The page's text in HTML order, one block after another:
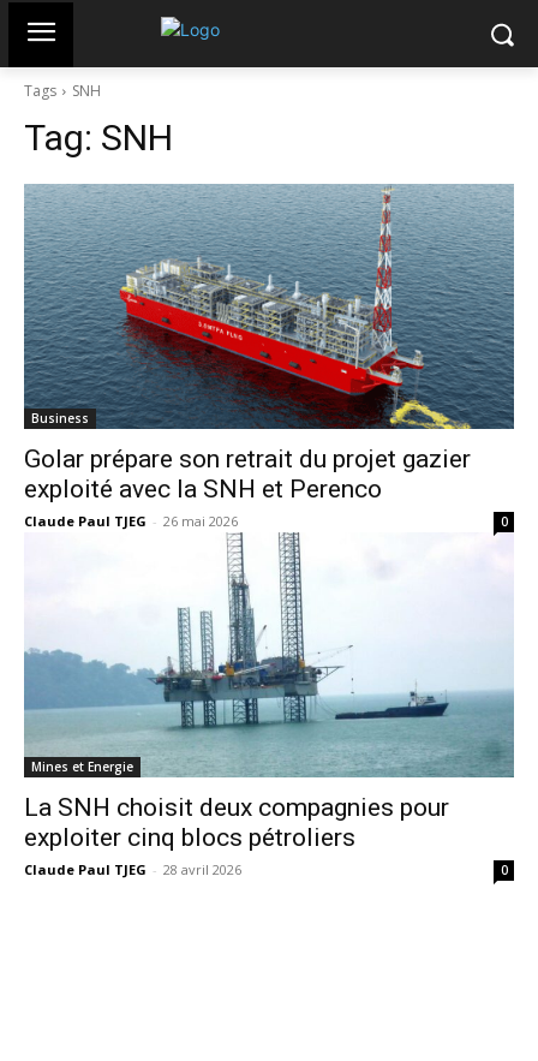
Tags SNH
Tag: SNH
Business
Golar prépare son retrait du projet gazier
exploité avec la SNH et Perenco
Claude Paul TJEG - 26 mai 2026 0
Mines et Energie
La SNH choisit deux compagnies pour
exploiter cinq blocs pétroliers
Claude Paul TJEG - 28 avril 2026 0